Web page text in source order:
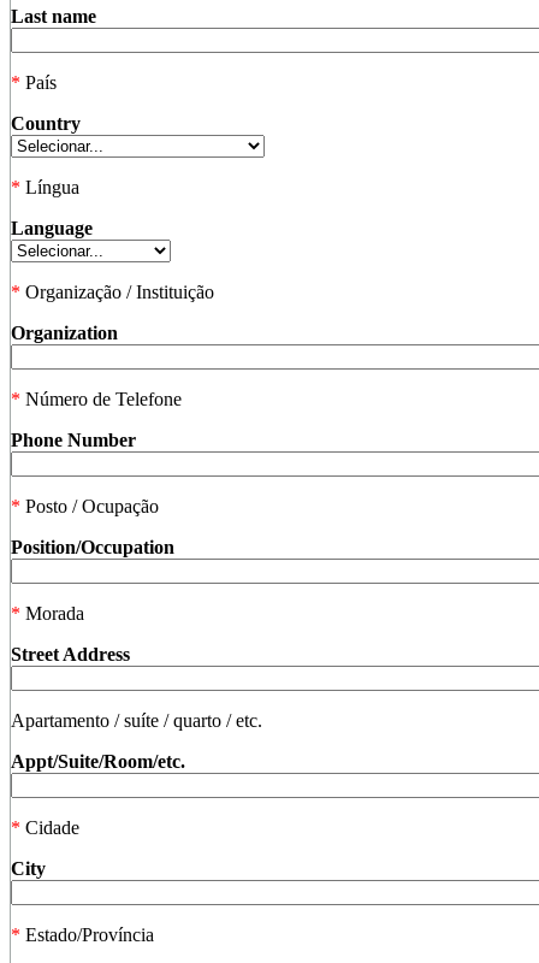
Last name
* País
Country
* Língua
Language
* Organização / Instituição
Organization
* Número de Telefone
Phone Number
* Posto / Ocupação
Position/Occupation
* Morada
Street Address
Apartamento / suíte / quarto / etc.
Appt/Suite/Room/etc.
* Cidade
City
* Estado/Província